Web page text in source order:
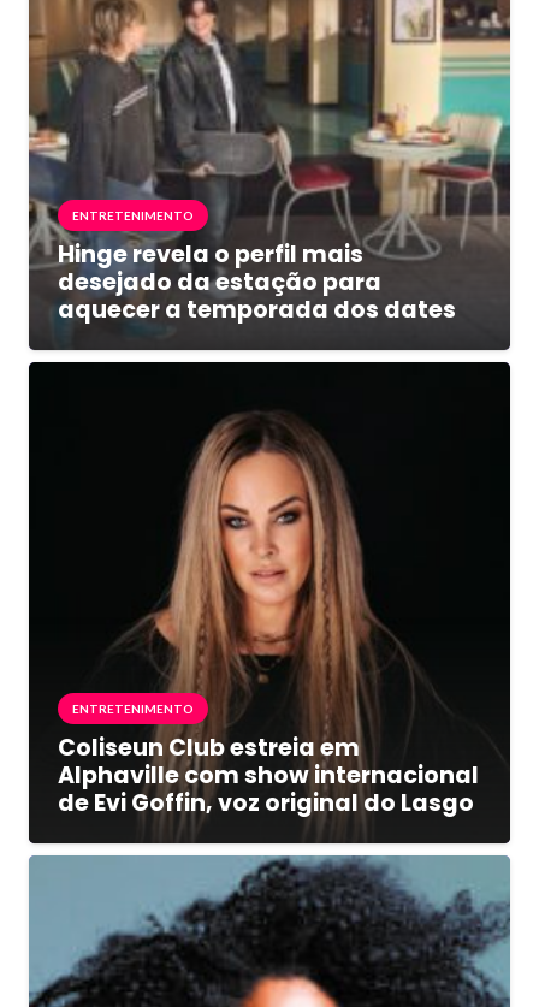
ENTRETENIMENTO
Hinge revela o perfil mais
desejado da estação para
aquecer a temporada dos dates
ENTRETENIMENTO
Coliseun Club estreia em
Alphaville com show internacional
de Evi Goffin, voz original do Lasgo